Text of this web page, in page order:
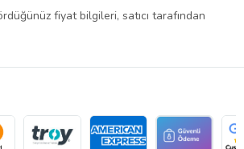
fiyat bilgileri, satıcı tarafından